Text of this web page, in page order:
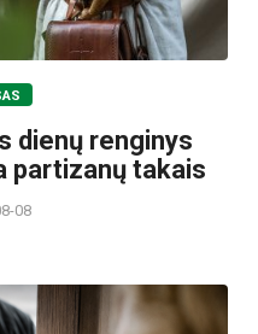
dienų renginys
partizanų takais
08